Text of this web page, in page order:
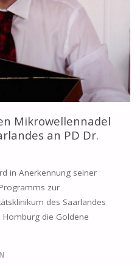
Mikrowellennadel
an PD Dr.
in Anerkennung seiner
zur
des Saarlandes
Homburg die Goldene